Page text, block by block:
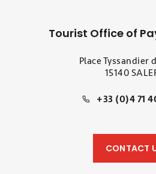
Tourist Office of
Place Tyssandier
15140
+33 (0)4 71
CONTACT